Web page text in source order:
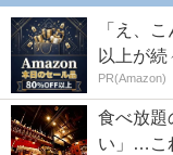
「え、
以上が
PR(Amazon)
食べ放題
い」…こ